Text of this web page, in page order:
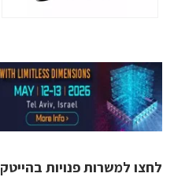
לחצו למשרות פנויות בהייטק